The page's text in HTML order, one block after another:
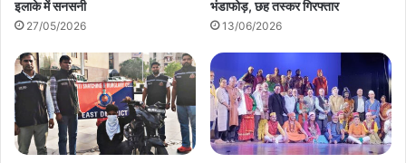
इलाके में सनसनी
27/05/2026
भंडाफोड़, छह तस्कर गिरफ्तार
13/06/2026